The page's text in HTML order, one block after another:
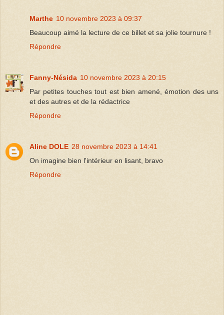
Marthe 10 novembre 2023 à 09:37
Beaucoup aimé la lecture de ce billet et sa jolie tournure !
Répondre
Fanny-Nésida 10 novembre 2023 à 20:15
Par petites touches tout est bien amené, émotion des uns
et des autres et de la rédactrice
Répondre
Aline DOLE 28 novembre 2023 à 14:41
On imagine bien l'intérieur en lisant, bravo
Répondre